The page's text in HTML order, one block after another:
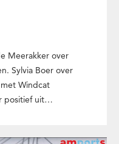
Meerakker over
Sylvia Boer over
Windcat
positief uit…